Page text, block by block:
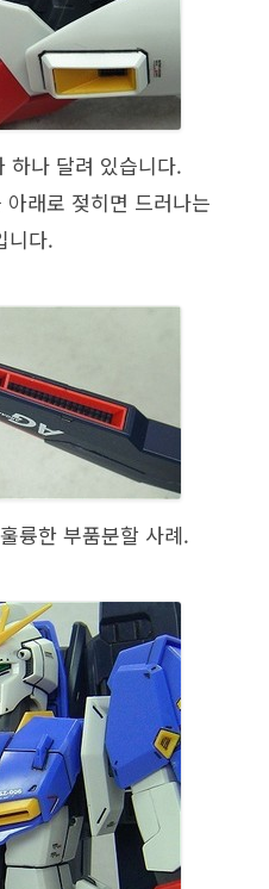
하나 달려 있습니다.
래로 젖히면 드러나는
니다.
륭한 부품분할 사례.